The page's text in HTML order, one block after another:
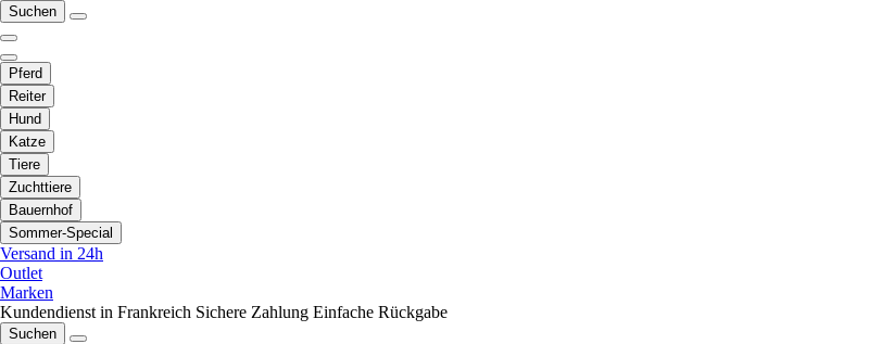
Suchen
Pferd
Reiter
Hund
Katze
Tiere
Zuchttiere
Bauernhof
Sommer-Special
Versand in 24h
Outlet
Marken
Kundendienst in Frankreich Sichere Zahlung Einfache Rückgabe
Suchen